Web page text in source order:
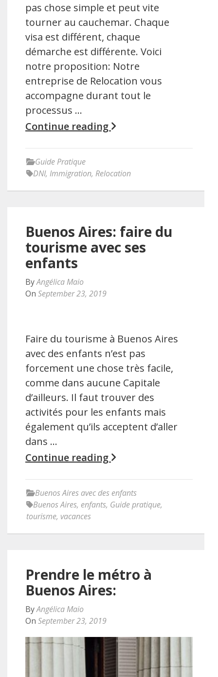
pas chose simple et peut vite
tourner au cauchemar. Chaque
visa est différent, chaque
démarche est différente. Voici
notre proposition: Notre
entreprise de Relocation vous
accompagne durant tout le
processus …
Continue reading
Guide Pratique
DNI, Immigration, Relocation
Buenos Aires: faire du
tourisme avec ses
enfants
ByAngélica Maio
On September 23, 2019
Faire du tourisme à Buenos Aires
avec des enfants n’est pas
forcement une chose très facile,
comme dans aucune Capitale
d’ailleurs. Il faut trouver des
activités pour les enfants mais
également qu’ils acceptent d’aller
dans …
Continue reading
Buenos Aires avec des enfants
Buenos Aires, enfants, Guide pratique,
tourisme, vacances
Prendre le métro à
Buenos Aires:
ByAngélica Maio
On September 23, 2019